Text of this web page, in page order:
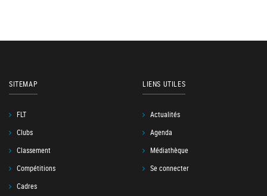
SITEMAP
FLT
Clubs
Classement
Compétitions
Cadres
LIENS UTILES
Actualités
Agenda
Médiathèque
Se connecter